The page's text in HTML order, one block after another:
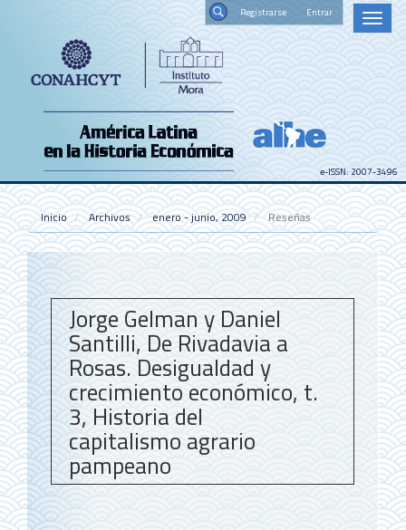
Contenido
principal
Barra
Toggle
e-ISSN: 2007-3496
Inicio Archivos enero - junio, 2009 Reseñas
Jorge Gelman y Daniel
Santilli, De Rivadavia a
Rosas. Desigualdad y
crecimiento económico, t.
3, Historia del
capitalismo agrario
pampeano